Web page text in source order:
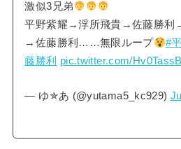
激似3兄弟
平野紫耀→浮所飛貴→佐藤勝利
→佐藤勝利……無限ループ
#
藤勝利
pic.twitter.com/
— ゆ✯あ (@yutama5_kc929)